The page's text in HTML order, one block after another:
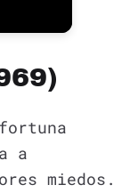
a
miedos.